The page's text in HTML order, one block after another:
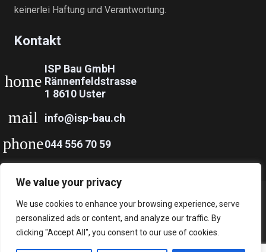
We value your privacy
We use cookies to enhance your browsing experience, serve
personalized ads or content, and analyze our traffic. By
clicking "Accept All", you consent to our use of cookies.
keinerlei Haftung und Verantwortung.
Kontakt
home
ISP Bau GmbH
Rännenfeldstrasse
1 8610 Uster
mail info@isp-bau.ch
phone044 556 70 59
© 2022 ISP Bau GmbH – Design und Realisierung vonBanovi AG
Impressum